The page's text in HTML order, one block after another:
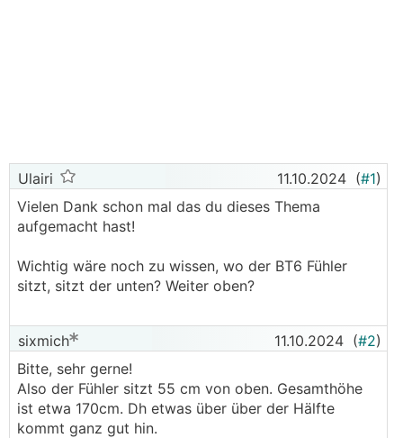
Ulairi 11.10.2024 (#1)
Vielen Dank schon mal das du dieses Thema
aufgemacht hast!
Wichtig wäre noch zu wissen, wo der BT6 Fühler
sitzt, sitzt der unten? Weiter oben?
sixmich 11.10.2024 (#2)
Bitte, sehr gerne!
Also der Fühler sitzt 55 cm von oben. Gesamthöhe
ist etwa 170cm. Dh etwas über über der Hälfte
kommt ganz gut hin.